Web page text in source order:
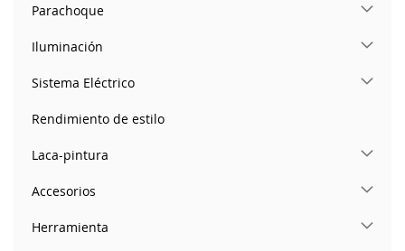
Parachoque
Iluminación
Sistema Eléctrico
Rendimiento de estilo
Laca-pintura
Accesorios
Herramienta